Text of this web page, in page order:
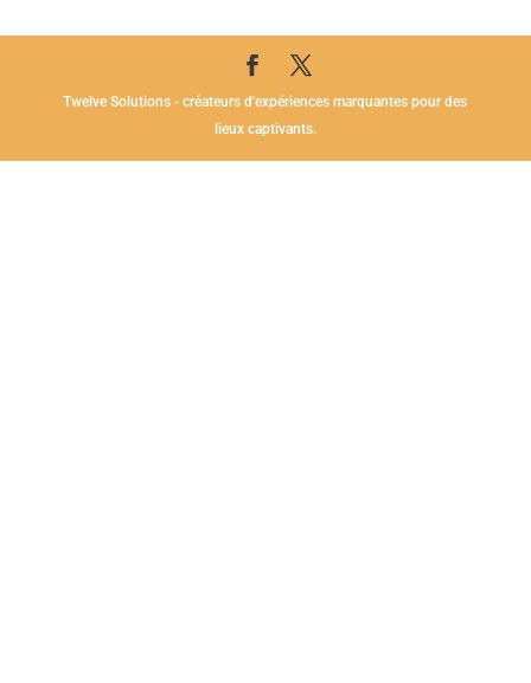
Twelve Solutions - créateurs d'expériences marquantes pour des
lieux captivants.